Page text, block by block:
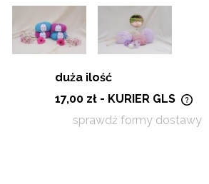
duża ilość
17,00 zł - KURIER GLS
sprawdź formy dostawy